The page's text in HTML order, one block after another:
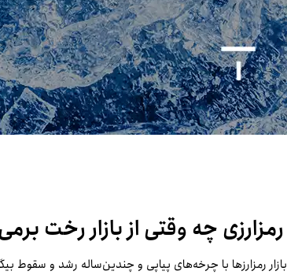
چه وقتی از بازار رخت
بازار رمزارزها با چرخه‌های پیاپی و چندین‌ساله رشد و سقوط